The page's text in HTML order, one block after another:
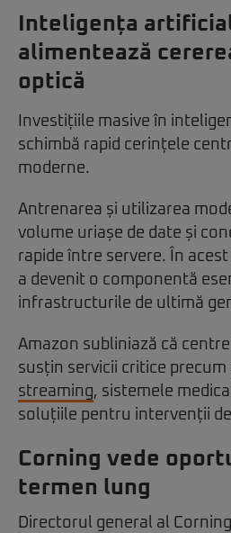
Inteligența
alimentează
optică
Investițiile masive în
schimbă rapid cerințele
moderne.
Antrenarea și utilizarea
volume uriașe de date și
rapide între servere. În
a devenit o componentă
infrastructurile de ultimă
Amazon subliniază că
susțin servicii critice
streaming, sistemele
soluțiile pentru intervenții
Corning vede
termen lung
Directorul general al